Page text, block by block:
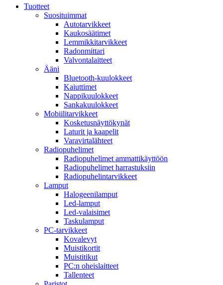
Tuotteet
Suosituimmat
Autotarvikkeet
Kaukosäätimet
Lemmikkitarvikkeet
Radonmittari
Valvontalaitteet
Ääni
Bluetooth-kuulokkeet
Kaiuttimet
Nappikuulokkeet
Sankakuulokkeet
Mobiilitarvikkeet
Kosketusnäyttökynät
Laturit ja kaapelit
Varavirtalähteet
Radiopuhelimet
Radiopuhelimet ammattikäyttöön
Radiopuhelimet harrastuksiin
Radiopuhelintarvikkeet
Lamput
Halogeenilamput
Led-lamput
Led-valaisimet
Taskulamput
PC-tarvikkeet
Kovalevyt
Muistikortit
Muistitikut
PC:n oheislaitteet
Tallenteet